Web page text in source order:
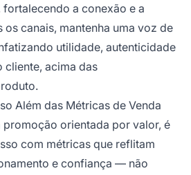
a conexão e a
canais, mantenha uma voz de
utilidade, autenticidade
cliente, acima das
Além das Métricas de Venda
promoção orientada por valor, é
com métricas que reflitam
e confiança — não